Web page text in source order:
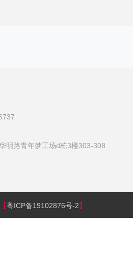
明路青年梦工场d栋3楼303-308
【粤ICP备19102876号-2】